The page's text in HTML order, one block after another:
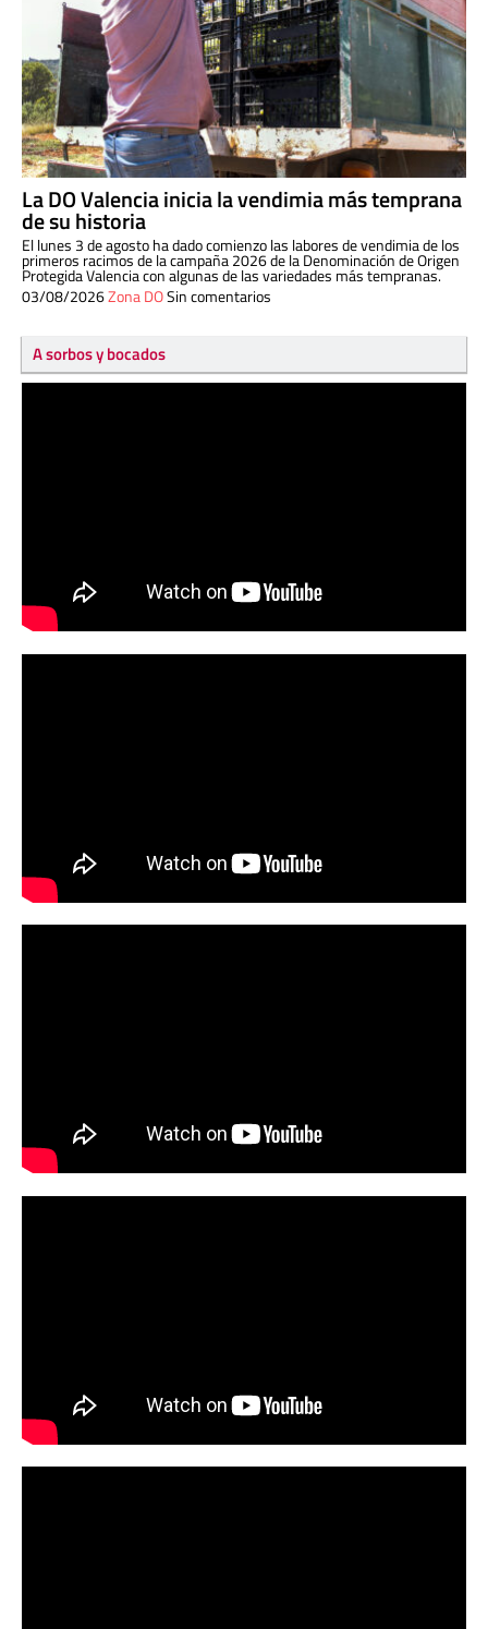
La DO Valencia inicia la vendimia más temprana
de su historia
El lunes 3 de agosto ha dado comienzo las labores de vendimia de los
primeros racimos de la campaña 2026 de la Denominación de Origen
Protegida Valencia con algunas de las variedades más tempranas.
03/08/2026Zona DOSin comentarios
A sorbos y bocados